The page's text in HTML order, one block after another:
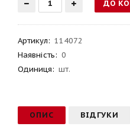
Артикул: 114072
Наявність: 0
Одиниця: шт.
ОПИС ВІДГУКИ